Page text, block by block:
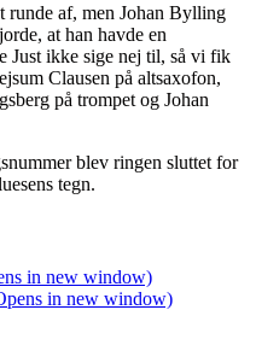
runde af, men Johan Bylling
at han havde en
Just ikke sige nej til, så vi fik
Clausen på altsaxofon,
på trompet og Johan
blev ringen sluttet for
tegn.
in new window)
in new window)